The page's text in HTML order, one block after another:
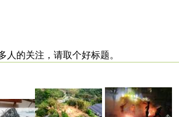
人的关注，请取个好标题。